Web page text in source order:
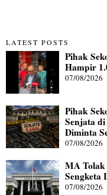
LATEST POSTS
Pihak
Hampir
07/08/2026
Pihak
Senjata
Diminta
07/08/2026
MA Tolak
Sengketa
07/08/2026